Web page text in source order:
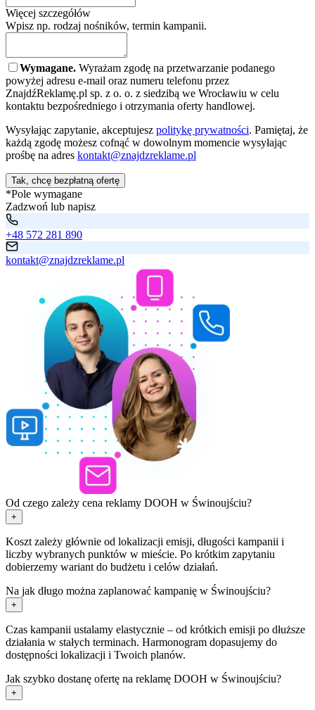
Więcej szczegółów
Wpisz np. rodzaj nośników, termin kampanii.
Wymagane. Wyrażam zgodę na przetwarzanie podanego
powyżej adresu e-mail oraz numeru telefonu przez
ZnajdźReklamę.pl sp. z o. o. z siedzibą we Wrocławiu w celu
kontaktu bezpośredniego i otrzymania oferty handlowej.
Wysyłając zapytanie, akceptujesz politykę prywatności. Pamiętaj, że
każdą zgodę możesz cofnąć w dowolnym momencie wysyłając
prośbę na adres kontakt@znajdzreklame.pl
Tak, chcę bezpłatną ofertę
*Pole wymagane
Zadzwoń lub napisz
+48 572 281 890
kontakt@znajdzreklame.pl
Od czego zależy cena reklamy DOOH w Świnoujściu?
+
Koszt zależy głównie od lokalizacji emisji, długości kampanii i
liczby wybranych punktów w mieście. Po krótkim zapytaniu
dobierzemy wariant do budżetu i celów działań.
Na jak długo można zaplanować kampanię w Świnoujściu?
+
Czas kampanii ustalamy elastycznie – od krótkich emisji po dłuższe
działania w stałych terminach. Harmonogram dopasujemy do
dostępności lokalizacji i Twoich planów.
Jak szybko dostanę ofertę na reklamę DOOH w Świnoujściu?
+